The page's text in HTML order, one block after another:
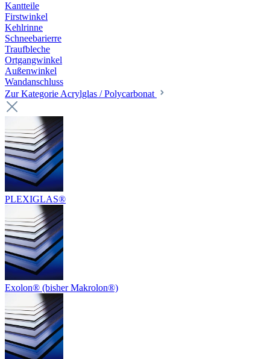
Kantteile
Firstwinkel
Kehlrinne
Schneebarierre
Traufbleche
Ortgangwinkel
Außenwinkel
Wandanschluss
Zur Kategorie Acrylglas / Polycarbonat
PLEXIGLAS®
Exolon® (bisher Makrolon®)